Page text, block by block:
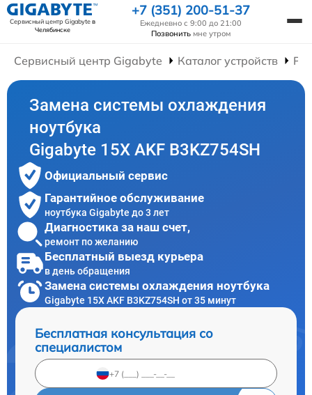
Сервисный центр Gigabyteв
Челябинске
+7 (351) 200-51-37
Ежедневно с 9:00 до 21:00
Позвонить мне утром
Сервисный центр Gigabyte Каталог устройств
Замена системы охлаждения
ноутбука
Gigabyte 15X AKF B3KZ754SH
Официальный сервис
Гарантийное обслуживание
ноутбука Gigabyte до 3 лет
Диагностика за наш счет,
ремонт по желанию
Бесплатный выезд курьера
в день обращения
Замена системы охлаждения ноутбука
Gigabyte 15X AKF B3KZ754SH от 35 минут
Бесплатная консультация со
специалистом